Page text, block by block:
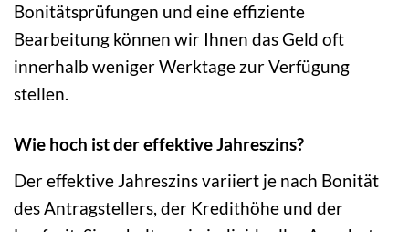
Bonitätsprüfungen und eine effiziente
Bearbeitung können wir Ihnen das Geld oft
innerhalb weniger Werktage zur Verfügung
stellen.
Wie hoch ist der effektive Jahreszins?
Der effektive Jahreszins variiert je nach Bonität
des Antragstellers, der Kredithöhe und der